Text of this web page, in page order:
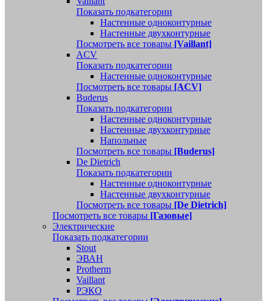
Показать подкатегории
Настенные одноконтурные
Настенные двухконтурные
Посмотреть все товары [Vaillant]
ACV
Показать подкатегории
Настенные одноконтурные
Посмотреть все товары [ACV]
Buderus
Показать подкатегории
Настенные одноконтурные
Настенные двухконтурные
Напольные
Посмотреть все товары [Buderus]
De Dietrich
Показать подкатегории
Настенные одноконтурные
Настенные двухконтурные
Посмотреть все товары [De Dietrich]
Посмотреть все товары [Газовые]
Электрические
Показать подкатегории
Stout
ЭВАН
Protherm
Vaillant
РЭКО